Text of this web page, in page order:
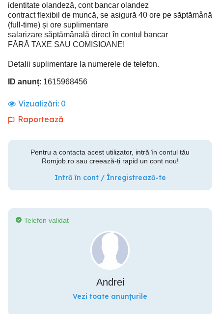
identitate olandeză, cont bancar olandez
contract flexibil de muncă, se asigură 40 ore pe săptămână
(full-time) și ore suplimentare
salarizare săptămânală direct în contul bancar
FĂRĂ TAXE SAU COMISIOANE!
Detalii suplimentare la numerele de telefon.
ID anunț: 1615968456
Vizualizări: 0
Raportează
Pentru a contacta acest utilizator, intră în contul tău
Romjob.ro sau creează-ți rapid un cont nou!
Intră în cont / Înregistrează-te
Telefon validat
Andrei
Vezi toate anunțurile